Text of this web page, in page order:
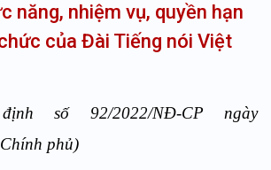
năng, nhiệm vụ, quyền hạn
của Đài Tiếng nói Việt
số92/2022/NĐ-CP ngày
phủ)